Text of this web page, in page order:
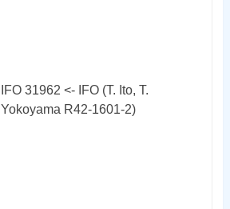
IFO 31962 <- IFO (T. Ito, T.
Yokoyama R42-1601-2)